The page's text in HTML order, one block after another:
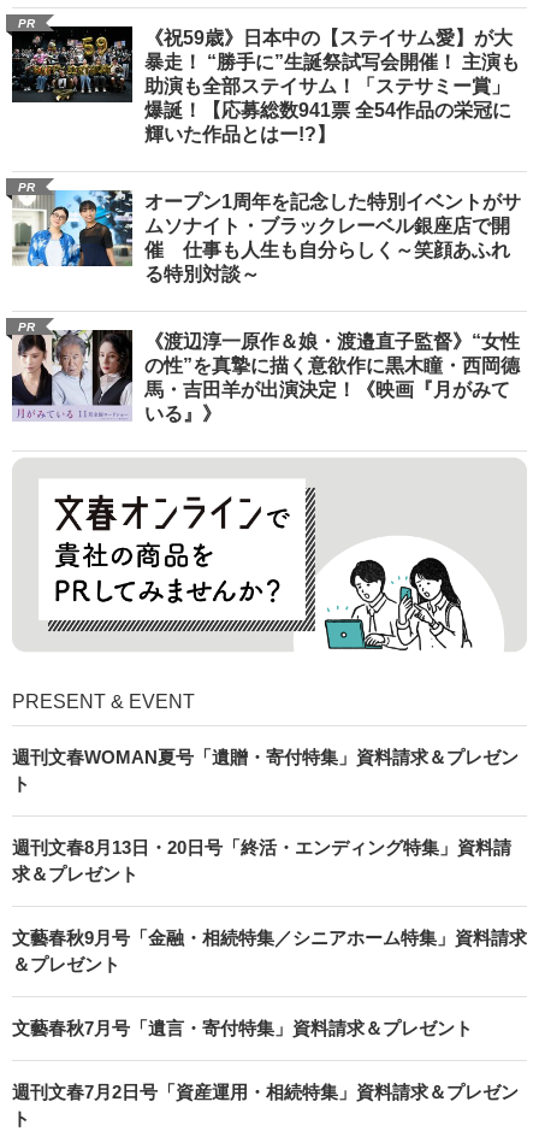
PR
《祝59歳》日本中の【ステイサム愛】が大
暴走！ “勝手に”生誕祭試写会開催！ 主演も
助演も全部ステイサム！「ステサミー賞」
爆誕！【応募総数941票 全54作品の栄冠に
輝いた作品とはー!?】
PR
オープン1周年を記念した特別イベントがサ
ムソナイト・ブラックレーベル銀座店で開
催 仕事も人生も自分らしく～笑顔あふれ
る特別対談～
PR
《渡辺淳一原作＆娘・渡邉直子監督》“女性
の性”を真摯に描く意欲作に黒木瞳・西岡德
馬・吉田羊が出演決定！《映画『月がみて
いる』》
PRESENT & EVENT
週刊文春WOMAN夏号「遺贈・寄付特集」資料請求＆プレゼン
ト
週刊文春8月13日・20日号「終活・エンディング特集」資料請
求＆プレゼント
文藝春秋9月号「金融・相続特集／シニアホーム特集」資料請求
＆プレゼント
文藝春秋7月号「遺言・寄付特集」資料請求＆プレゼント
週刊文春7月2日号「資産運用・相続特集」資料請求＆プレゼン
ト